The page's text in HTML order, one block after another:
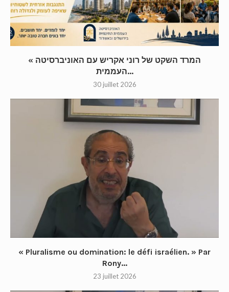
« המרד השקט של רוני אקריש עם האוניברסיטה
העממית...
30 juillet 2026
« Pluralisme ou domination: le défi israélien. » Par
Rony...
23 juillet 2026